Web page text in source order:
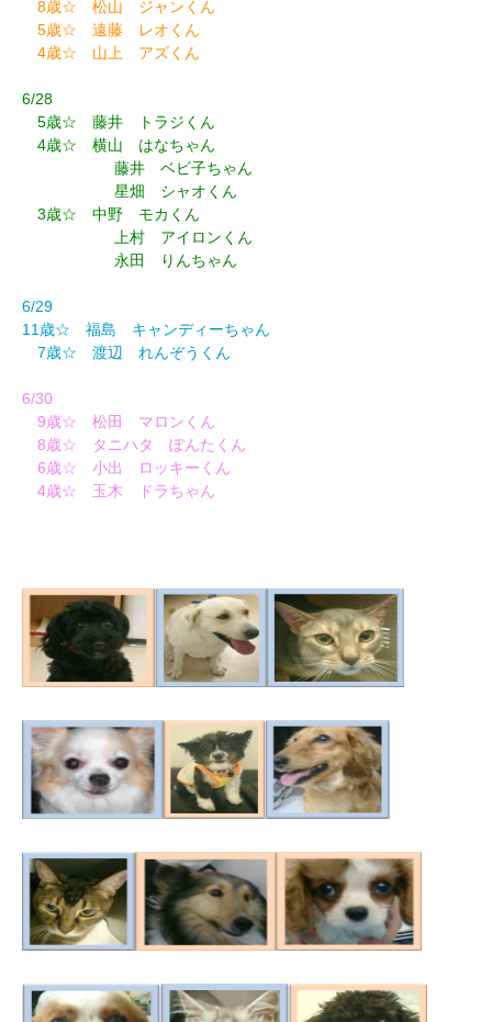
8歳☆ 松山 ジャンくん
5歳☆ 遠藤 レオくん
4歳☆ 山上 アズくん
6/28
5歳☆ 藤井 トラジくん
4歳☆ 横山 はなちゃん
藤井 ベビ子ちゃん
星畑 シャオくん
3歳☆ 中野 モカくん
上村 アイロンくん
永田 りんちゃん
6/29
11歳☆ 福島 キャンディーちゃん
7歳☆ 渡辺 れんぞうくん
6/30
9歳☆ 松田 マロンくん
8歳☆ タニハタ ぽんたくん
6歳☆ 小出 ロッキーくん
4歳☆ 玉木 ドラちゃん